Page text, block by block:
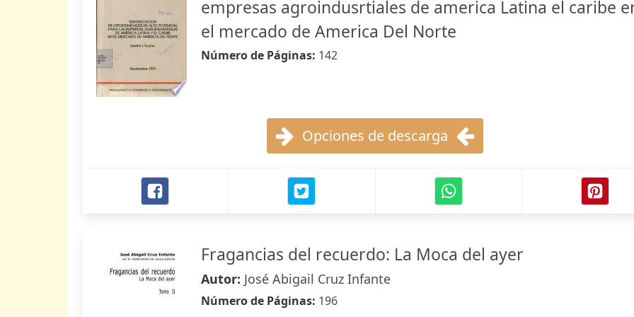
empresas agroindusrtiales de america Latina el caribe
el mercado de America Del Norte
Número de Páginas: 142
Opciones de descarga
Fragancias del recuerdo: La Moca del ayer
Autor: José Abigail Cruz Infante
Número de Páginas: 196